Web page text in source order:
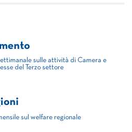
sulle attività di Camera e
del Terzo settore
sul welfare regionale